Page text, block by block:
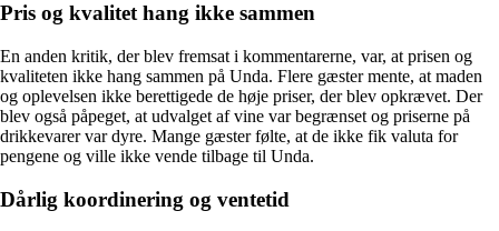
Pris og kvalitet hang ikke sammen
En anden kritik, der blev fremsat i kommentarerne, var, at prisen og
kvaliteten ikke hang sammen på Unda. Flere gæster mente, at maden
og oplevelsen ikke berettigede de høje priser, der blev opkrævet. Der
blev også påpeget, at udvalget af vine var begrænset og priserne på
drikkevarer var dyre. Mange gæster følte, at de ikke fik valuta for
pengene og ville ikke vende tilbage til Unda.
Dårlig koordinering og ventetid